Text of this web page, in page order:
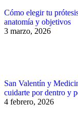
Cómo elegir tu
anatomía y objetivos
3 marzo, 2026
San Valentín y
cuidarte por dentro y
4 febrero, 2026